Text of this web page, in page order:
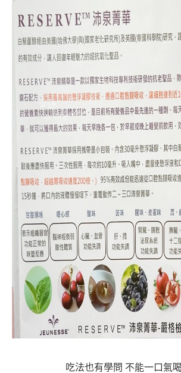
吃法也有學問 不能一口氣